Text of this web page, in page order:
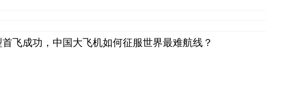
飞成功，中国大飞机如何征服世界最难航线？